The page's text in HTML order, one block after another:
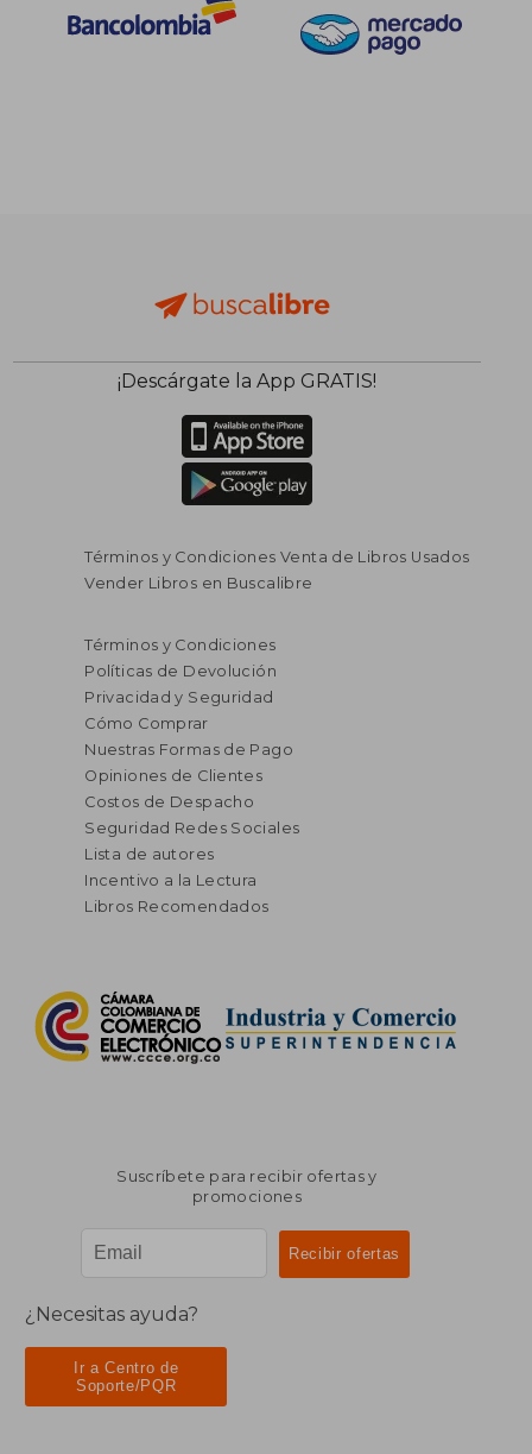
¡Descárgate la App GRATIS!
Términos y Condiciones Venta de Libros Usados
Vender Libros en Buscalibre
Términos y Condiciones
Políticas de Devolución
Privacidad y Seguridad
Cómo Comprar
Nuestras Formas de Pago
Opiniones de Clientes
Costos de Despacho
Seguridad Redes Sociales
Lista de autores
Incentivo a la Lectura
Libros Recomendados
Suscríbete para recibir ofertas y
promociones
¿Necesitas ayuda?
Ir a Centro de
Soporte/PQR